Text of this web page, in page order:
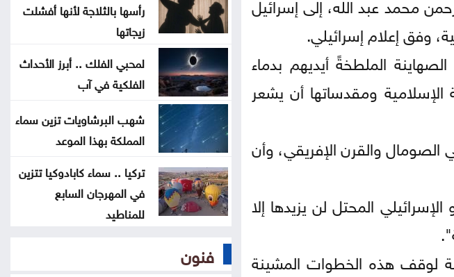
وفق إعلام إسرائيلي.
الملطخةً أيديهم بدماء
ومقدساتها أن يشعر
والقرن الإفريقي، وأن
المحتل لن يزيدها إلا
لوقف هذه الخطوات المشينة
كيف تتحول العزوبية إلى أقوى محطة
للنمو الشخصي؟
هدية مجانية للجيولوجيا الكوكبية:
في فهم أسرار القمر
إطلاق برنامج الدكتوراه في التمريض
بجامعة التكنولوجيا
القدم
رأسها بالثلاجة لأنها أفشلت
زيجاتها
لمحبي الفلك .. أبرز الأحداث
الفلكية في آب
شهب البرشاويات تزين سماء
المملكة بهذا الموعد
تركيا .. سماء كابادوكيا تتزين
في المهرجان السابع
للمناطيد
فنون